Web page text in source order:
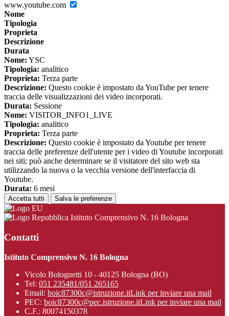
www.youtube.com
Nome
Tipologia
Proprieta
Descrizione
Durata
Nome: YSC
Tipologia: analitico
Proprieta: Terza parte
Descrizione: Questo cookie è impostato da YouTube per tenere
traccia delle visualizzazioni dei video incorporati.
Durata: Sessione
Nome: VISITOR_INFO1_LIVE
Tipologia: analitico
Proprieta: Terza parte
Descrizione: Questo cookie è impostato da Youtube per tenere
traccia delle preferenze dell'utente per i video di Youtube incorporati
nei siti; può anche determinare se il visitatore del sito web sta
utilizzando la nuova o la vecchia versione dell'interfaccia di
Youtube.
Durata: 6 mesi
Accetta tutti Salva le preferenze
Istituto Comprensivo N. 16 Bologna
Contatti
Istituto Comprensivo N. 16 Bologna
Vicolo Bolognetti 10 - 40125 Bologna (BO)
Tel: 051 235481/051 265165
Email: boic87300c@istruzione.itLink per inviare una mail
PEC: boic87300c@pec.istruzione.itLink per inviare una mail
C.F.: 80074150378